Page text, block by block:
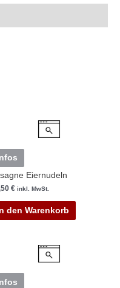
Infos
Eiernudeln
€ inkl. MwSt.
den Warenkorb
Infos